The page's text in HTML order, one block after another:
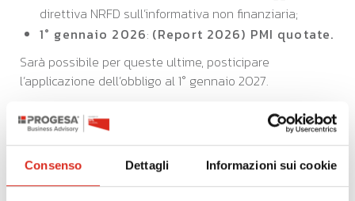
Consenso Dettagli Informazioni sui cookie
direttiva NRFD sull’informativa non finanziaria;
1° gennaio 2026: (Report 2026) PMI quotate.
Sarà possibile per queste ultime, posticipare
l’applicazione dell’obbligo al 1° gennaio 2027.
È importante ribadire infine l’introduzione nel report di
sostenibilità, dell’applicazione del
principio di
doppia materialità
il quale impone l’inserimento non
solo della rappresentazione dell’impatto delle attività